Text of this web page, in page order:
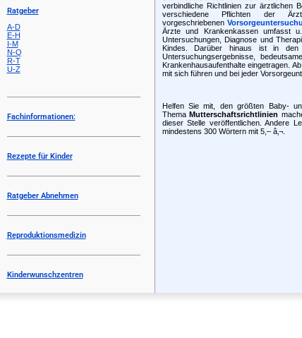
Ratgeber
A-D
E-H
I-M
N-Q
R-T
U-Z
Fachinformationen:
Rezepte für Kinder
Ratgeber Abnehmen
Reproduktionsmedizin
Kinderwunschzentren
verbindliche Richtlinien zur ärztlichen
verschiedene Pflichten der
vorgeschriebenen
Ärzte und Krankenkassen umfasst
Untersuchungen, Diagnose und
Kindes. Darüber hinaus ist in den
Untersuchungsergebnisse,
Krankenhausaufenthalte eingetragen.
mit sich führen und bei jeder
Helfen Sie mit, den größten Baby-
ThemaMutterschaftsrichtlinien
dieser Stelle veröffentlichen. Andere
mindestens 300 Wörtern mit 5,– â‚¬.